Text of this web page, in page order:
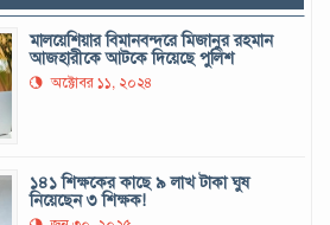
মালয়েশিয়ার বিমানবন্দরে মিজানুর রহমান
আজহারীকে আটকে দিয়েছে পুলিশ
অক্টোবর ১১, ২০২৪
১৪১ শিক্ষকের কাছে ৯ লাখ টাকা ঘুষ
নিয়েছেন ৩ শিক্ষক!